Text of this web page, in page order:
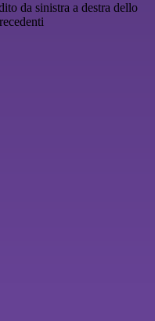
da sinistra a destra dello